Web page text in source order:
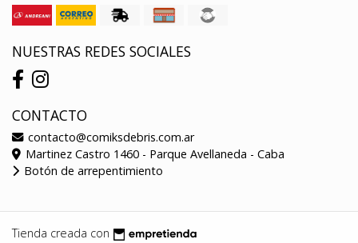
NUESTRAS REDES SOCIALES
CONTACTO
contacto@comiksdebris.com.ar
Martinez Castro 1460 - Parque Avellaneda - Caba
Botón de arrepentimiento
Tienda creada con